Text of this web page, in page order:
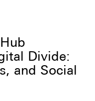
Divide:
and Social